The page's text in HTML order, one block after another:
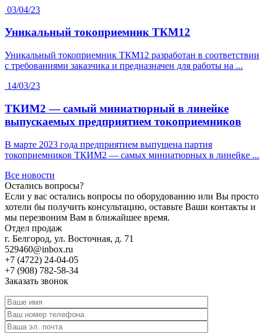
03/04/23
Уникальный токоприемник ТКМ12
Уникальный токоприемник ТКМ12 разработан в соответствии
с требованиями заказчика и предназначен для работы на ...
14/03/23
ТКИМ2 — самый миниатюрный в линейке
выпускаемых предприятием токоприемников
В марте 2023 года предприятием выпущена партия
токоприемников ТКИМ2 — самых миниатюрных в линейке ...
Все новости
Остались вопросы?
Если у вас остались вопросы по оборудованию или Вы просто
хотели бы получить консультацию, оставьте Ваши контакты и
мы перезвоним Вам в ближайшее время.
Отдел продаж
г. Белгород, ул. Восточная, д. 71
529460@inbox.ru
+7 (4722) 24-04-05
+7 (908) 782-58-34
Заказать звонок